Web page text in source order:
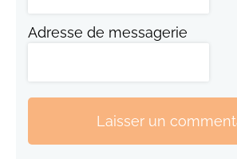
Adresse de messagerie
Laisser un